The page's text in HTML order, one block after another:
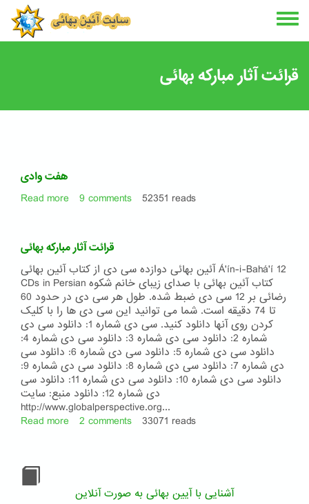
Skip
main
قرائت آثار مبارکه بهائی
هفت وادی
Read more about
9 comments 52351 reads
قرائت آثار مبارکه بهائی
آئین بهائی دوازده سی دی از کتاب آئین بهائی Á'ín-i-Bahá'í 12
CDs in Persian کتاب آئین بهائی با صدای زیبای خانم شکوه
رضائی بر 12 سی دی ضبط شده. طول هر سی دی در حدود 60
تا 74 دقیقه است. شما می توانید این سی دی ها را با کلیک
کردن روی آنها دانلود کنید. سی دی شماره 1: دانلود سی دی
شماره 2: دانلود سی دی شماره 3: دانلود سی دی شماره 4:
دانلود سی دی شماره 5: دانلود سی دی شماره 6: دانلود سی
دی شماره 7: دانلود سی دی شماره 8: دانلود سی دی شماره 9:
دانلود سی دی شماره 10: دانلود سی دی شماره 11: دانلود سی
دی شماره 12: دانلود منبع: سایت
http://www.globalperspective.org...
Read more about
2 comments 33071 reads
آشنایی با آیین بهائی به صورت آنلاین